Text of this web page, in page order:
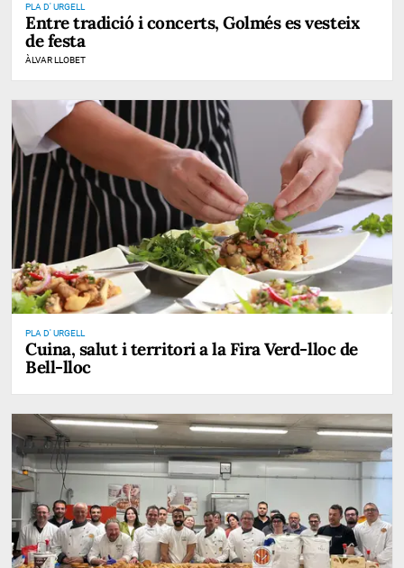
PLA D' URGELL
Entre tradició i concerts, Golmés es vesteix
de festa
ÀLVAR LLOBET
PLA D' URGELL
Cuina, salut i territori a la Fira Verd-lloc de
Bell-lloc